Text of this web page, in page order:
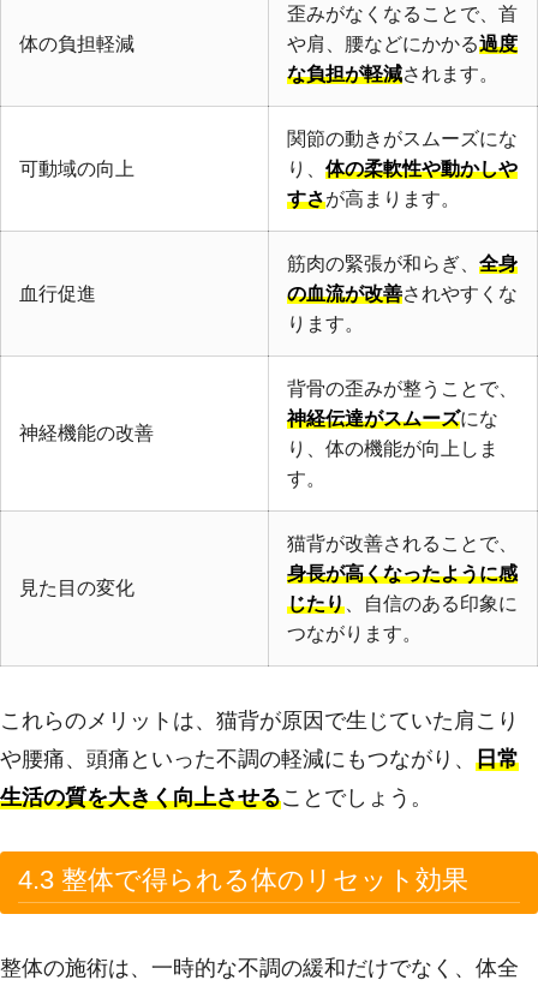
体の負担軽減
歪みがなくなることで、首
や肩、腰などにかかる過度
な負担が軽減されます。
可動域の向上
関節の動きがスムーズにな
り、 体の柔軟性や動かしや
すさが高まります。
血行促進
筋肉の緊張が和らぎ、 全身
の血流が改善されやすくな
ります。
神経機能の改善
背骨の歪みが整うことで、
神経伝達がスムーズにな
り、体の機能が向上しま
す。
見た目の変化
猫背が改善されることで、
身長が高くなったように感
じたり、自信のある印象に
つながります。
これらのメリットは、猫背が原因で生じていた肩こり
や腰痛、頭痛といった不調の軽減にもつながり、 日常
生活の質を大きく向上させることでしょう。
4.3 整体で得られる体のリセット効果
整体の施術は、一時的な不調の緩和だけでなく、体全